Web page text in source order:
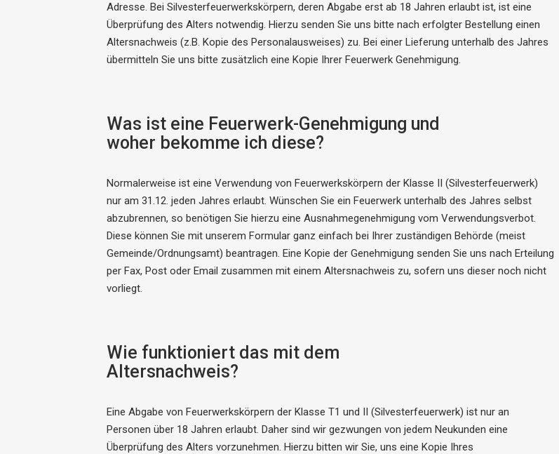
Adresse. Bei Silvesterfeuerwerkskörpern, deren Abgabe erst ab 18 Jahren erlaubt ist, ist eine
Überprüfung des Alters notwendig. Hierzu senden Sie uns bitte nach erfolgter Bestellung einen
Altersnachweis (z.B. Kopie des Personalausweises) zu. Bei einer Lieferung unterhalb des Jahres
übermitteln Sie uns bitte zusätzlich eine Kopie Ihrer Feuerwerk Genehmigung.
Was ist eine Feuerwerk-Genehmigung und
woher bekomme ich diese?
Normalerweise ist eine Verwendung von Feuerwerkskörpern der Klasse II (Silvesterfeuerwerk)
nur am 31.12. jeden Jahres erlaubt. Wünschen Sie ein Feuerwerk unterhalb des Jahres selbst
abzubrennen, so benötigen Sie hierzu eine Ausnahmegenehmigung vom Verwendungsverbot.
Diese können Sie mit unserem Formular ganz einfach bei Ihrer zuständigen Behörde (meist
Gemeinde/Ordnungsamt) beantragen. Eine Kopie der Genehmigung senden Sie uns nach Erteilung
per Fax, Post oder Email zusammen mit einem Altersnachweis zu, sofern uns dieser noch nicht
vorliegt.
Wie funktioniert das mit dem
Altersnachweis?
Eine Abgabe von Feuerwerkskörpern der Klasse T1 und II (Silvesterfeuerwerk) ist nur an
Personen über 18 Jahren erlaubt. Daher sind wir gezwungen von jedem Neukunden eine
Überprüfung des Alters vorzunehmen. Hierzu bitten wir Sie, uns eine Kopie Ihres